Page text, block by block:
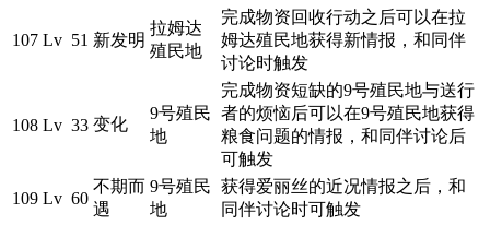
107 Lv 51 新发明
拉姆达
殖民地
完成物资回收行动之后可以在拉
姆达殖民地获得新情报，和同伴
讨论时触发
108 Lv 33 变化
9号殖民
地
完成物资短缺的9号殖民地与送行
者的烦恼后可以在9号殖民地获得
粮食问题的情报，和同伴讨论后
可触发
109 Lv 60
不期而
遇
9号殖民
地
获得爱丽丝的近况情报之后，和
同伴讨论时可触发